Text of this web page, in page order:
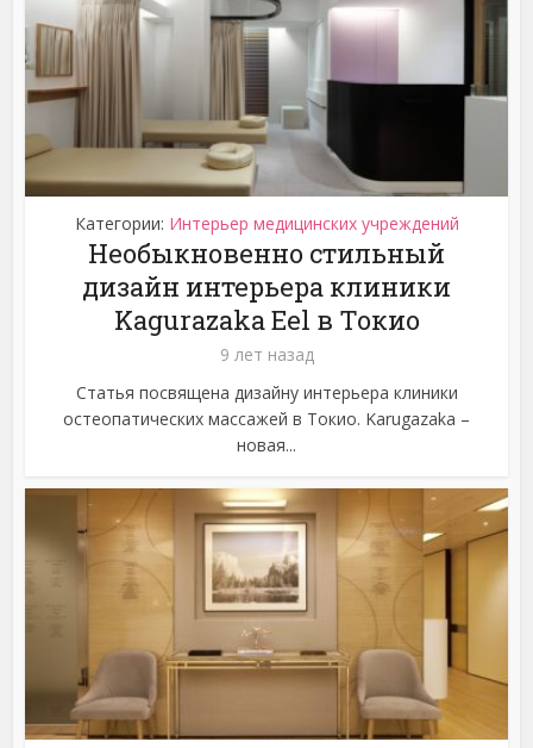
Категории: Интерьер медицинских учреждений
Необыкновенно стильный
дизайн интерьера клиники
Kagurazaka Eel в Токио
9 лет назад
Статья посвящена дизайну интерьера клиники
остеопатических массажей в Токио. Karugazaka –
новая...